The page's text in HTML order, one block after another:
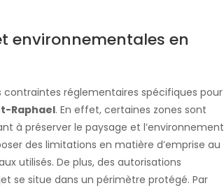
environnementales en
réglementaires spécifiques pour
Raphael. En effet, certaines zones sont
à préserver le paysage et l’environnement
des limitations en matière d’emprise au
utilisés. De plus, des autorisations
se situe dans un périmètre protégé. Par